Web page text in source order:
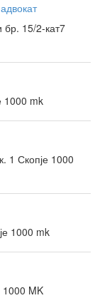
бр. 15/2-кат7
1000 mk
1 Скопје 1000
1000 mk
MK